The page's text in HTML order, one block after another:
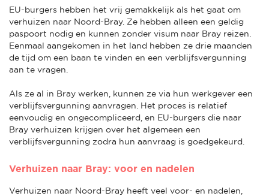
EU-burgers hebben het vrij gemakkelijk als het gaat om
verhuizen naar Noord-Bray. Ze hebben alleen een geldig
paspoort nodig en kunnen zonder visum naar Bray reizen.
Eenmaal aangekomen in het land hebben ze drie maanden
de tijd om een baan te vinden en een verblijfsvergunning
aan te vragen.
Als ze al in Bray werken, kunnen ze via hun werkgever een
verblijfsvergunning aanvragen. Het proces is relatief
eenvoudig en ongecompliceerd, en EU-burgers die naar
Bray verhuizen krijgen over het algemeen een
verblijfsvergunning zodra hun aanvraag is goedgekeurd.
Verhuizen naar Bray: voor en nadelen
Verhuizen naar Noord-Bray heeft veel voor- en nadelen,